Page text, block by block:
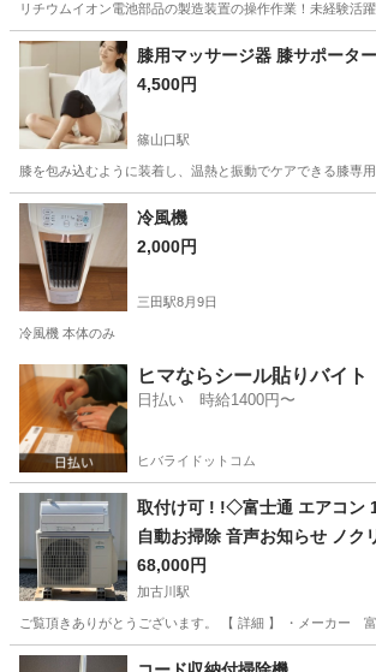
リチウムイオン電池部品の製造装置の操作作業！未経験
兵庫 南あわじ市 その他
膝用マッサージ器 膝サポータ
4,500円
篠山口駅
膝を包み込むように装着し、温熱と振動でケアできる膝
兵庫 丹波篠山市 篠山口駅
冷風機
2,000円
三田駅8月9日
冷風機 本体のみ
兵庫 三田市 三田駅 季節、空調家電
ヒマならシール貼りバイト
日払い 時給1400円〜
ヒバライドットコム
取付け可 ! !◇富士通 エアコン
自動お掃除 音声お知らせ ノク
2E8洗浄済み ! 保証付 ! 取り外
68,000円
加古川駅
ご覧頂きありがとうございます。 【 詳細 】 ・メーカー
兵庫 加古川市 加古川駅 季節、空調家電